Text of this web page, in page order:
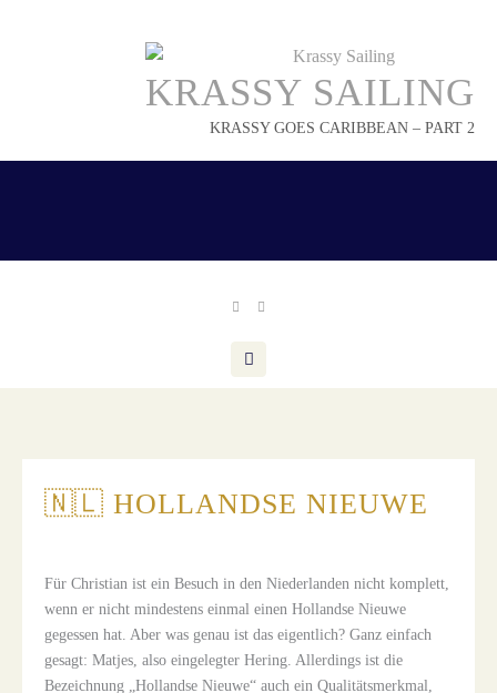
KRASSY SAILING
KRASSY GOES CARIBBEAN – PART 2
🇳🇱 HOLLANDSE NIEUWE
Für Christian ist ein Besuch in den Niederlanden nicht komplett,
wenn er nicht mindestens einmal einen Hollandse Nieuwe
gegessen hat. Aber was genau ist das eigentlich? Ganz einfach
gesagt: Matjes, also eingelegter Hering. Allerdings ist die
Bezeichnung „Hollandse Nieuwe“ auch ein Qualitätsmerkmal,